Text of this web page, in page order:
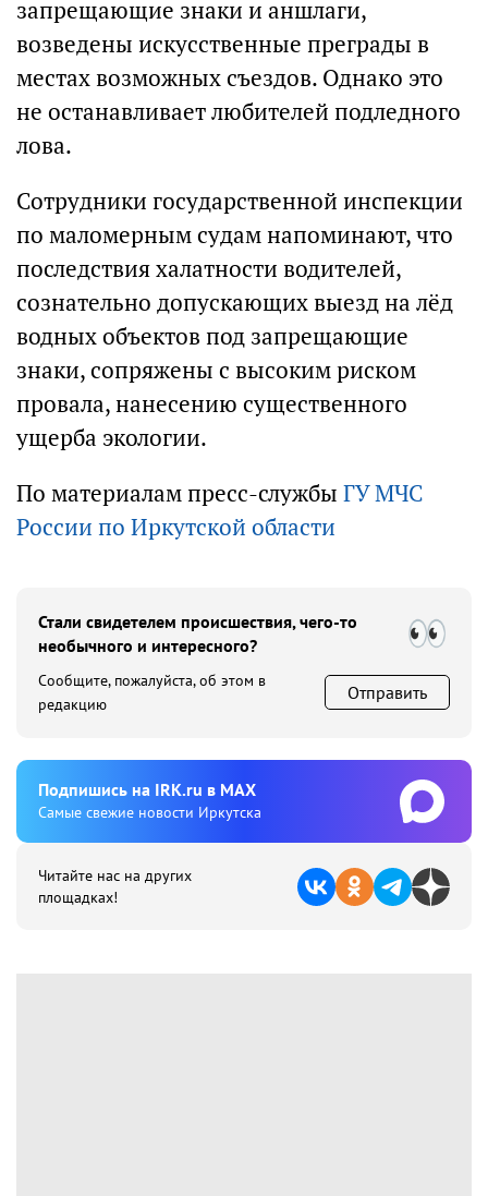
запрещающие знаки и аншлаги,
возведены искусственные преграды в
местах возможных съездов. Однако это
не останавливает любителей подледного
лова.
Сотрудники государственной инспекции
по маломерным судам напоминают, что
последствия халатности водителей,
сознательно допускающих выезд на лёд
водных объектов под запрещающие
знаки, сопряжены с высоким риском
провала, нанесению существенного
ущерба экологии.
По материалам пресс-службы ГУ МЧС
России по Иркутской области
Стали свидетелем происшествия, чего-то
необычного и интересного?
Сообщите, пожалуйста, об этом в
редакцию
Отправить
Подпишиcь на IRK.ru в MAX
Cамые свежие новости Иркутска
Читайте нас на других
площадках!